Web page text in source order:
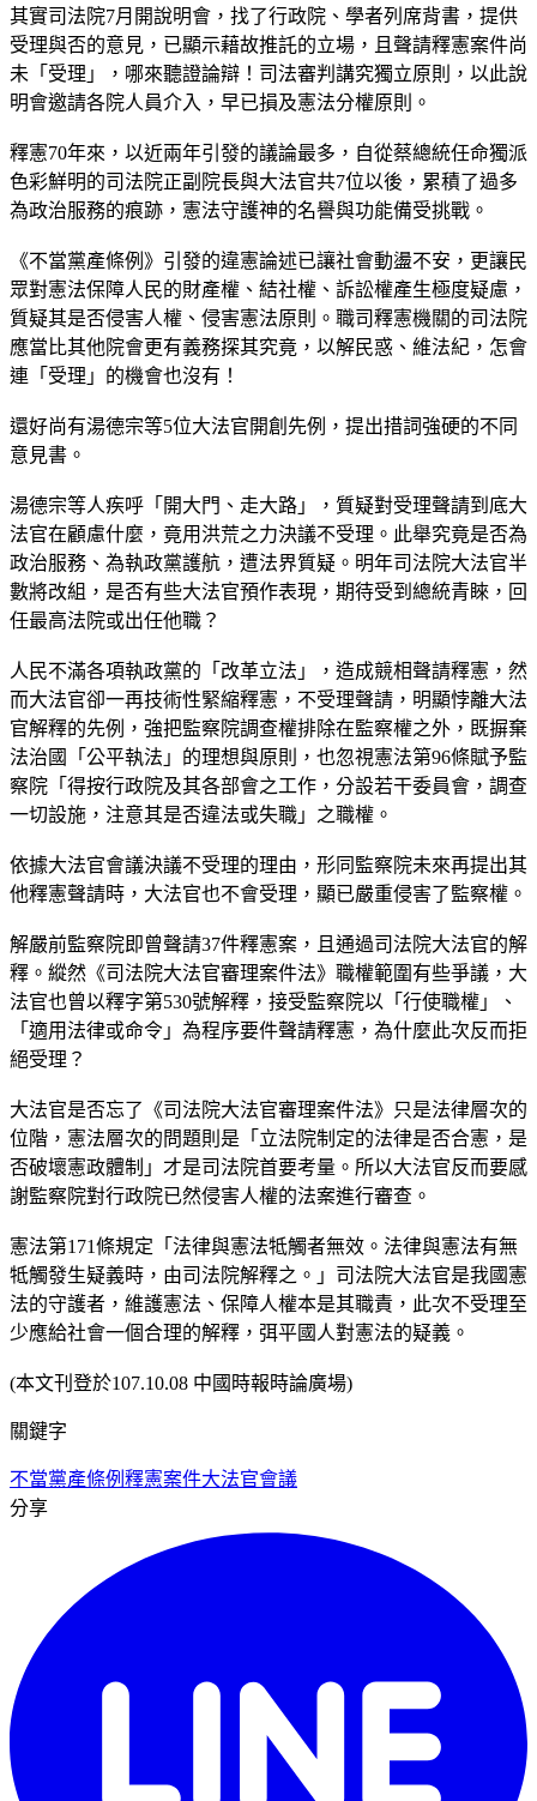
其實司法院7月開說明會，找了行政院、學者列席背書，提供
受理與否的意見，已顯示藉故推託的立場，且聲請釋憲案件尚
未「受理」，哪來聽證論辯！司法審判講究獨立原則，以此說
明會邀請各院人員介入，早已損及憲法分權原則。
釋憲70年來，以近兩年引發的議論最多，自從蔡總統任命獨派
色彩鮮明的司法院正副院長與大法官共7位以後，累積了過多
為政治服務的痕跡，憲法守護神的名譽與功能備受挑戰。
《不當黨產條例》引發的違憲論述已讓社會動盪不安，更讓民
眾對憲法保障人民的財產權、結社權、訴訟權產生極度疑慮，
質疑其是否侵害人權、侵害憲法原則。職司釋憲機關的司法院
應當比其他院會更有義務探其究竟，以解民惑、維法紀，怎會
連「受理」的機會也沒有！
還好尚有湯德宗等5位大法官開創先例，提出措詞強硬的不同
意見書。
湯德宗等人疾呼「開大門、走大路」，質疑對受理聲請到底大
法官在顧慮什麼，竟用洪荒之力決議不受理。此舉究竟是否為
政治服務、為執政黨護航，遭法界質疑。明年司法院大法官半
數將改組，是否有些大法官預作表現，期待受到總統青睞，回
任最高法院或出任他職？
人民不滿各項執政黨的「改革立法」，造成競相聲請釋憲，然
而大法官卻一再技術性緊縮釋憲，不受理聲請，明顯悖離大法
官解釋的先例，強把監察院調查權排除在監察權之外，既摒棄
法治國「公平執法」的理想與原則，也忽視憲法第96條賦予監
察院「得按行政院及其各部會之工作，分設若干委員會，調查
一切設施，注意其是否違法或失職」之職權。
依據大法官會議決議不受理的理由，形同監察院未來再提出其
他釋憲聲請時，大法官也不會受理，顯已嚴重侵害了監察權。
解嚴前監察院即曾聲請37件釋憲案，且通過司法院大法官的解
釋。縱然《司法院大法官審理案件法》職權範圍有些爭議，大
法官也曾以釋字第530號解釋，接受監察院以「行使職權」、
「適用法律或命令」為程序要件聲請釋憲，為什麼此次反而拒
絕受理？
大法官是否忘了《司法院大法官審理案件法》只是法律層次的
位階，憲法層次的問題則是「立法院制定的法律是否合憲，是
否破壞憲政體制」才是司法院首要考量。所以大法官反而要感
謝監察院對行政院已然侵害人權的法案進行審查。
憲法第171條規定「法律與憲法牴觸者無效。法律與憲法有無
牴觸發生疑義時，由司法院解釋之。」司法院大法官是我國憲
法的守護者，維護憲法、保障人權本是其職責，此次不受理至
少應給社會一個合理的解釋，弭平國人對憲法的疑義。
(本文刊登於107.10.08 中國時報時論廣場)
關鍵字
不當黨產條例 釋憲案件大法官會議
分享